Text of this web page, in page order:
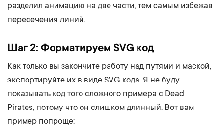
разделил анимацию на две части, тем самым избежав
пересечения линий.
Шаг 2: Форматируем SVG код
Как только вы закончите работу над путями и маской,
экспортируйте их в виде SVG кода. Я не буду
показывать код того сложного примера с Dead
Pirates, потому что он слишком длинный. Вот вам
пример попроще: